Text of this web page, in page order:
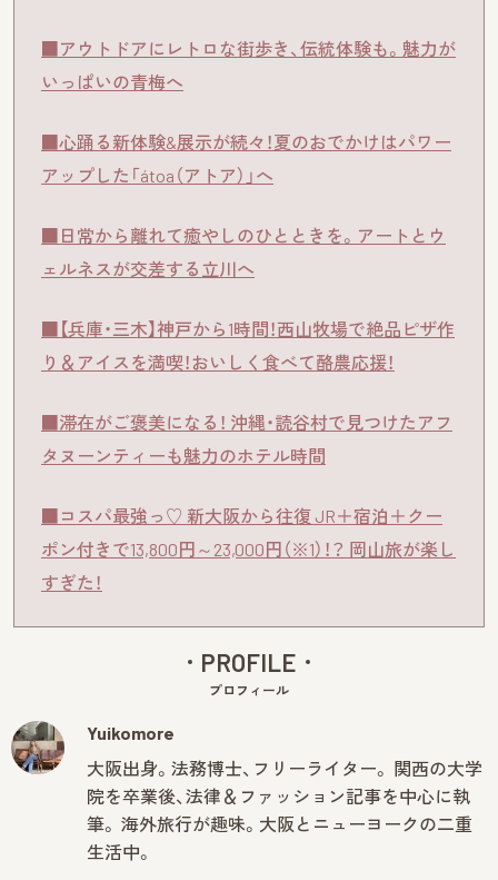
■アウトドアにレトロな街歩き、伝統体験も。魅力が
いっぱいの青梅へ
■心踊る新体験&展示が続々！夏のおでかけはパワー
アップした「átoa（アトア）」へ
■日常から離れて癒やしのひとときを。アートとウ
ェルネスが交差する立川へ
■【兵庫・三木】神戸から1時間！西山牧場で絶品ピザ作
り＆アイスを満喫！おいしく食べて酪農応援！
■滞在がご褒美になる！ 沖縄・読谷村で見つけたアフ
タヌーンティーも魅力のホテル時間
■コスパ最強っ♡ 新大阪から往復 JR＋宿泊＋クー
ポン付きで13,800円～23,000円（※1）！？ 岡山旅が楽し
すぎた！
PROFILE
プロフィール
Yuikomore
大阪出身。法務博士、フリーライター。 関西の大学
院を卒業後、法律＆ファッション記事を中心に執
筆。 海外旅行が趣味。大阪とニューヨークの二重
生活中。